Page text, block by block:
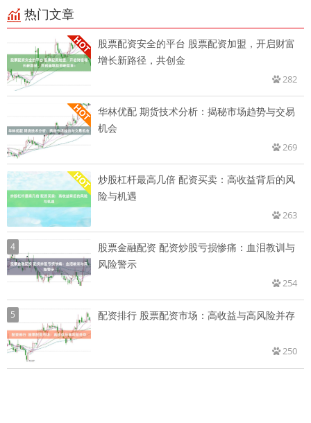
热门文章
股票配资安全的平台 股票配资加盟，开启财富
增长新路径，共创金
282
华林优配 期货技术分析：揭秘市场趋势与交易
机会
269
炒股杠杆最高几倍 配资买卖：高收益背后的风
险与机遇
263
4
股票金融配资 配资炒股亏损惨痛：血泪教训与
风险警示
254
5 配资排行 股票配资市场：高收益与高风险并存
250